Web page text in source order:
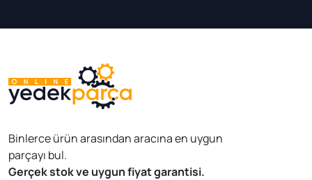
Binlerce ürün arasından aracına en uygun
parçayı bul.
Gerçek stok ve uygun fiyat garantisi.